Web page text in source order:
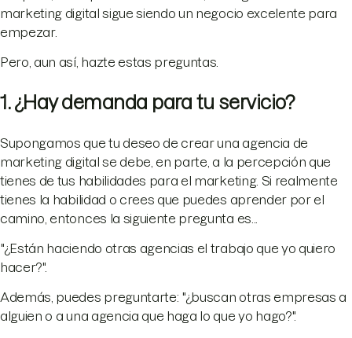
marketing digital sigue siendo un negocio excelente para
empezar.
Pero, aun así, hazte estas preguntas.
1. ¿Hay demanda para tu servicio?
Supongamos que tu deseo de crear una agencia de
marketing digital se debe, en parte, a la percepción que
tienes de tus habilidades para el marketing. Si realmente
tienes la habilidad o crees que puedes aprender por el
camino, entonces la siguiente pregunta es...
"¿Están haciendo otras agencias el trabajo que yo quiero
hacer?".
Además, puedes preguntarte: "¿buscan otras empresas a
alguien o a una agencia que haga lo que yo hago?".